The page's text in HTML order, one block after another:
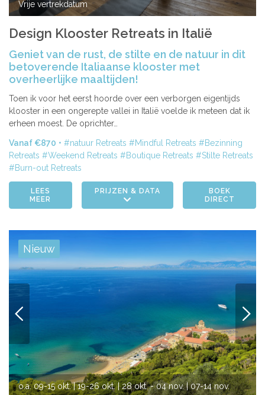
Vrije vertrekdatum
Design Klooster Retreats in Italië
Geniet van de rust, de stilte en de natuur in dit
betoverende Italiaanse klooster met
overheerlijke maaltijden!
Toen ik voor het eerst hoorde over een verborgen eigentijds
klooster in een ongerepte vallei in Italië voelde ik meteen dat ik
erheen moest. De oprichter…
Vanaf €870 natuur Retreats Mindful Retreats
Bezinning
Retreats
Weekend Retreats Boutique Retreats
Stilte Retreats
Burn-out Retreats
LEES
MEER
PRIJZEN & DATA
BOEK
DIRECT
VORIGE
Nieuw
o.a.09-15 okt.| 19-26 okt.| 28 okt. - 04 nov.| 07-14 nov.